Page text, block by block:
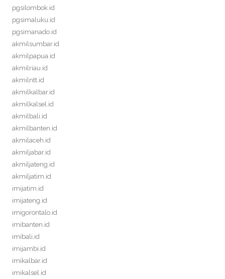
pgsilombok.id
pgsimaluku.id
pgsimanado.id
akmilsumbar.id
akmilpapua.id
akmilriau.id
akmilntt.id
akmilkalbar.id
akmilkalsel.id
akmilbali.id
akmilbanten.id
akmilaceh.id
akmiljabar.id
akmiljateng.id
akmiljatim.id
imijatim.id
imijateng.id
imigorontalo.id
imibanten.id
imibali.id
imijambi.id
imikalbar.id
imikalsel.id